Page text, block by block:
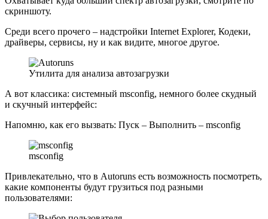
скриншоту.
Среди всего прочего – надстройки Internet Explorer, Кодеки,
драйверы, сервисы, ну и как видите, многое другое.
Утилита для анализа автозагрузки
А вот классика: системный msconfig, немного более скудный
и скучный интерфейс:
Напомню, как его вызвать: Пуск – Выполнить – msconfig
msconfig
Привлекательно, что в Autoruns есть возможность посмотреть,
какие компоненты будут грузиться под разными
пользователями: